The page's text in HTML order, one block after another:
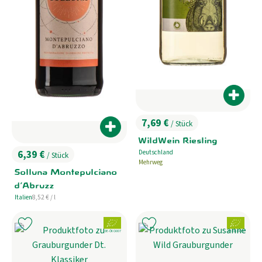
, Preis:
6,39 € / Stück
Solluna Montepulciano
d'Abruzz
, Herkunft:
Italien, Referenzpreis:
8,52 € / l
Produkt zum Warenkorb hinzufügen
, Preis:
7,69 € / Stück
WildWein Riesling
, Herkunft:
Deutschland
Mehrweg
, Verband:
, Kontrollstelle:
DE-ÖKO-007
Produkt zu Favouriten hinzufügen
, Verband:
, Kontrollstelle:
DE-ÖKO-037
Produkt zu Favouriten hinzufügen